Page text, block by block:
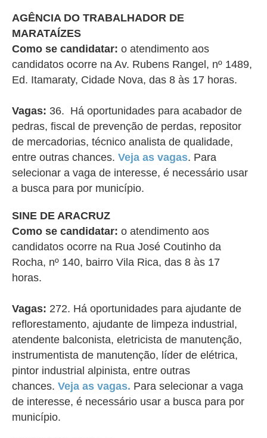
AGÊNCIA DO TRABALHADOR DE
MARATAÍZES
Como se candidatar: o atendimento aos
candidatos ocorre na Av. Rubens Rangel, nº 1489,
Ed. Itamaraty, Cidade Nova, das 8 às 17 horas.
Vagas: 36. Há oportunidades para acabador de
pedras, fiscal de prevenção de perdas, repositor
de mercadorias, técnico analista de qualidade,
entre outras chances. Veja as vagas. Para
selecionar a vaga de interesse, é necessário usar
a busca para por município.
SINE DE ARACRUZ
Como se candidatar: o atendimento aos
candidatos ocorre na Rua José Coutinho da
Rocha, nº 140, bairro Vila Rica, das 8 às 17
horas.
Vagas: 272. Há oportunidades para ajudante de
reflorestamento, ajudante de limpeza industrial,
atendente balconista, eletricista de manutenção,
instrumentista de manutenção, líder de elétrica,
pintor industrial alpinista, entre outras
chances. Veja as vagas. Para selecionar a vaga
de interesse, é necessário usar a busca para por
município.